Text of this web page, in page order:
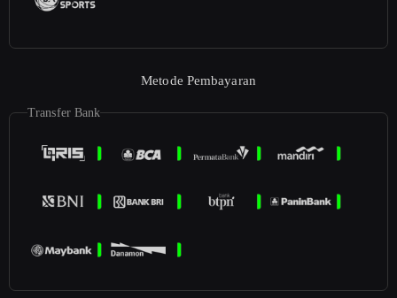
Metode Pembayaran
Transfer Bank